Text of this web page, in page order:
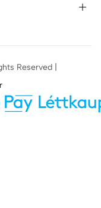
Reserved |